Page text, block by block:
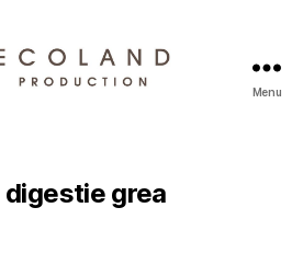
Blog
Menu
digestie grea